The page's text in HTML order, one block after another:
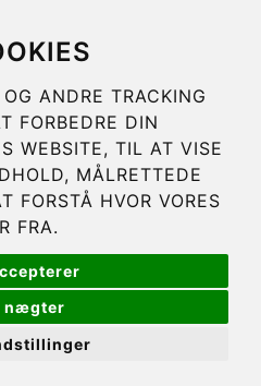
ANDRE TRACKING
FORBEDRE DIN
WEBSITE, TIL AT VISE
MÅLRETTEDE
FORSTÅ HVOR VORES
FRA.
nægter